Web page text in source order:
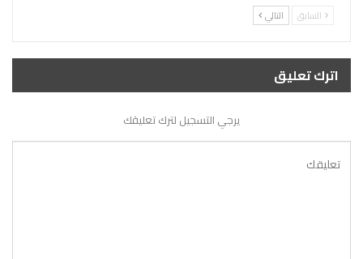
السابق التالي
اترك تعليق
يرجي التسجيل لترك تعليقك